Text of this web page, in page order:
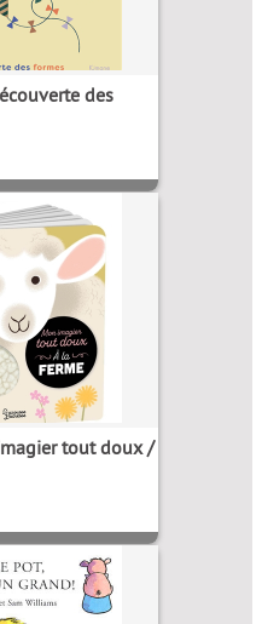
des
tout doux /